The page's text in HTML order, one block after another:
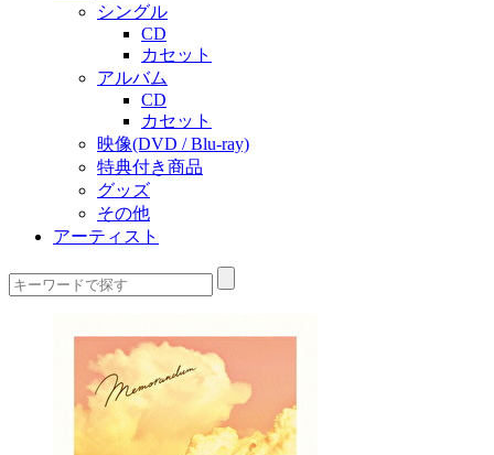
シングル
CD
カセット
アルバム
CD
カセット
映像(DVD / Blu-ray)
特典付き商品
グッズ
その他
アーティスト